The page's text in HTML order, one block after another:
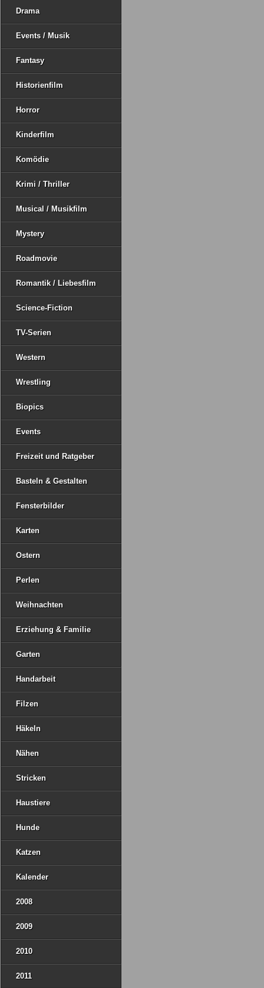
Drama
Events / Musik
Fantasy
Historienfilm
Horror
Kinderfilm
Komödie
Krimi / Thriller
Musical / Musikfilm
Mystery
Roadmovie
Romantik / Liebesfilm
Science-Fiction
TV-Serien
Western
Wrestling
Biopics
Events
Freizeit und Ratgeber
Basteln & Gestalten
Fensterbilder
Karten
Ostern
Perlen
Weihnachten
Erziehung & Familie
Garten
Handarbeit
Filzen
Häkeln
Nähen
Stricken
Haustiere
Hunde
Katzen
Kalender
2008
2009
2010
2011